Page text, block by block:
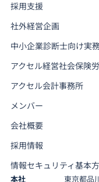
採用支援
社外経営企画
中小企業診断士向け実
アクセル経営社会保険
アクセル会計事務所
メンバー
会社概要
採用情報
情報セキュリティ基本
本社 東京都品